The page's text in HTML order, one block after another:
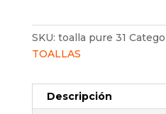
SKU: toalla pure 31
TOALLAS
Descripción